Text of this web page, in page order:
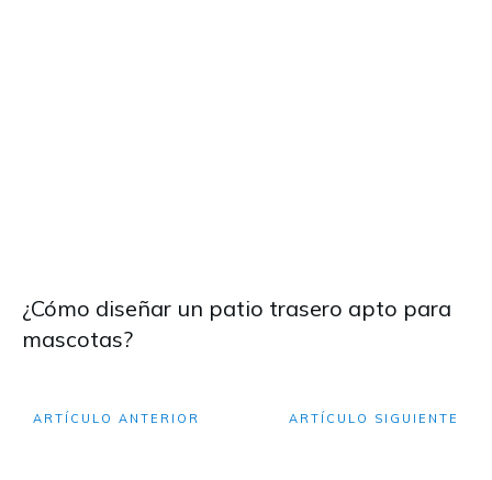
¿Cómo diseñar un patio trasero apto para
mascotas?
ARTÍCULO ANTERIOR ARTÍCULO SIGUIENTE